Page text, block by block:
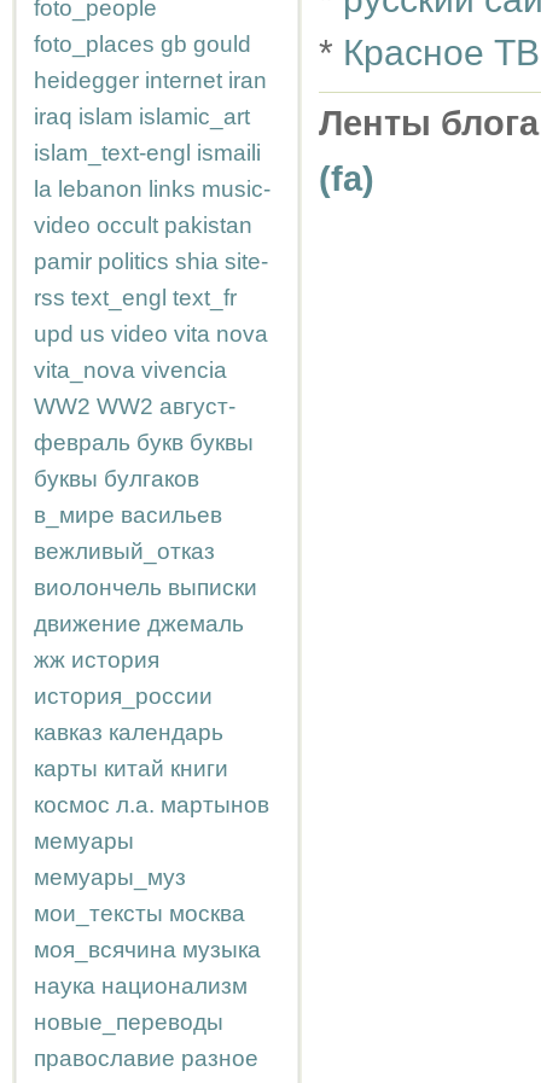
foto_people
foto_places gb gould
heidegger internet iran
iraq islam islamic_art
islam_text-engl ismaili
la lebanon links music-
video occult pakistan
pamir politics shia site-
rss text_engl text_fr
upd us video vita nova
vita_nova vivencia
WW2 WW2 август-
февраль букв буквы
буквы булгаков
в_мире васильев
вежливый_отказ
виолончель выписки
движение джемаль
жж история
история_россии
кавказ календарь
карты китай книги
космос л.а. мартынов
мемуары
мемуары_муз
мои_тексты москва
моя_всячина музыка
наука национализм
новые_переводы
православие разное
* Красное ТВ
Ленты
(fa)